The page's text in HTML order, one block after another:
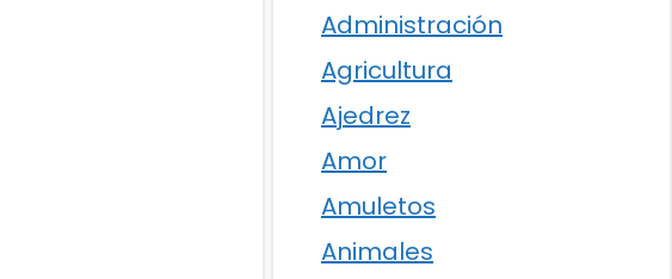
Administración
Agricultura
Ajedrez
Amor
Amuletos
Animales